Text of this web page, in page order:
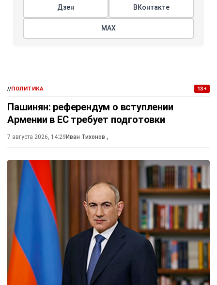
Дзен ВКонтакте
МАХ
//ПОЛИТИКА 13+
Пашинян: референдум о вступлении
Армении в ЕС требует подготовки
7 августа 2026, 14:29 Иван Тихонов ,